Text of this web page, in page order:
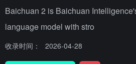
Baichuan 2 is Baichuan
language model with stro
收录时间： 2026-04-28